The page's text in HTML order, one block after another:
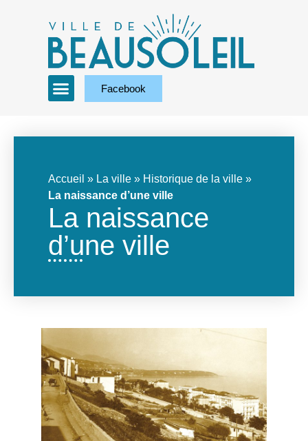
Facebook
Accueil » La ville » Historique de la ville »
La naissance d’une ville
La naissance
d’une ville